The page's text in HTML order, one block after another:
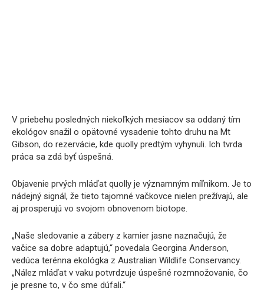
V priebehu posledných niekoľkých mesiacov sa oddaný tím
ekológov snažil o opätovné vysadenie tohto druhu na Mt
Gibson, do rezervácie, kde quolly predtým vyhynuli. Ich tvrda
práca sa zdá byť úspešná.
Objavenie prvých mláďat quolly je významným míľnikom. Je to
nádejný signál, že tieto tajomné vačkovce nielen prežívajú, ale
aj prosperujú vo svojom obnovenom biotope.
„Naše sledovanie a zábery z kamier jasne naznačujú, že
vačice sa dobre adaptujú,“ povedala Georgina Anderson,
vedúca terénna ekológka z Australian Wildlife Conservancy.
„Nález mláďat v vaku potvrdzuje úspešné rozmnožovanie, čo
je presne to, v čo sme dúfali.“